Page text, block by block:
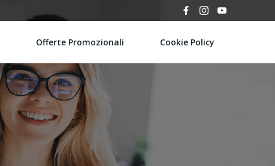
Offerte Promozionali Cookie Policy